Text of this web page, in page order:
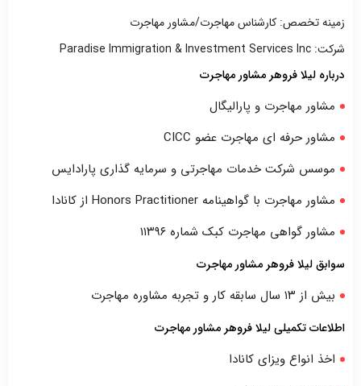
زمینه تخصص: کارشناس مهاجرت/مشاور مهاجرت
شرکت: Paradise Immigration & Investment Services Inc
درباره لیلا فروهر مشاور مهاجرت
مشاور مهاجرت و پارالیگال
مشاور حرفه ای مهاجرت عضو CICC
موسس شرکت خدمات مهاجرتی و سرمایه گذاری پارادایس
مشاور مهاجرت با گواهینامه Honors Practitioner از کانادا
مشاور گواهی مهاجرت کبک شماره ۱۱۳۹۶
سوابق لیلا فروهر مشاور مهاجرت
بیش از ۱۳ سال سابقه کار و تجربه مشاوره مهاجرت
اطلاعات تکمیلی لیلا فروهر مشاور مهاجرت
اخذ انواع ویزای کانادا